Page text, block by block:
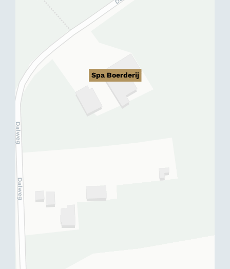
Spa Boerderij